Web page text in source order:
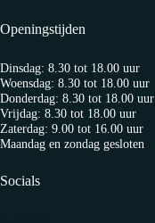
Openingstijden
Dinsdag: 8.30 tot 18.00 uur
Woensdag: 8.30 tot 18.00 uur
Donderdag: 8.30 tot 18.00 uur
Vrijdag: 8.30 tot 18.00 uur
Zaterdag: 9.00 tot 16.00 uur
Maandag en zondag gesloten
Socials